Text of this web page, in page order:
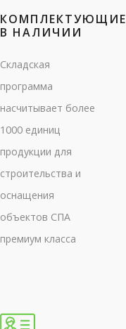
КОМПЛЕКТУЮЩИЕ
В НАЛИЧИИ
Складская
программа
насчитывает более
1000 единиц
продукции для
строительства и
оснащения
объектов СПА
премиум класса